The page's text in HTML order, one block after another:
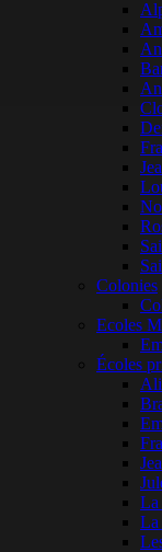
Colonies
Ecoles
Écoles
La
La